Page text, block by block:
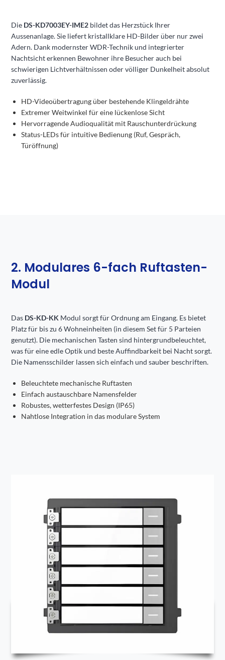
Die DS-KD7003EY-IME2 bildet das Herzstück Ihrer
Aussenanlage. Sie liefert kristallklare HD-Bilder über nur zwei
Adern. Dank modernster WDR-Technik und integrierter
Nachtsicht erkennen Bewohner ihre Besucher auch bei
schwierigen Lichtverhältnissen oder völliger Dunkelheit absolut
zuverlässig.
HD-Videoübertragung über bestehende Klingeldrähte
Extremer Weitwinkel für eine lückenlose Sicht
Hervorragende Audioqualität mit Rauschunterdrückung
Status-LEDs für intuitive Bedienung (Ruf, Gespräch,
Türöffnung)
2. Modulares 6-fach Ruftasten-
Modul
Das DS-KD-KK Modul sorgt für Ordnung am Eingang. Es bietet
Platz für bis zu 6 Wohneinheiten (in diesem Set für 5 Parteien
genutzt). Die mechanischen Tasten sind hintergrundbeleuchtet,
was für eine edle Optik und beste Auffindbarkeit bei Nacht sorgt.
Die Namensschilder lassen sich einfach und sauber beschriften.
Beleuchtete mechanische Ruftasten
Einfach austauschbare Namensfelder
Robustes, wetterfestes Design (IP65)
Nahtlose Integration in das modulare System